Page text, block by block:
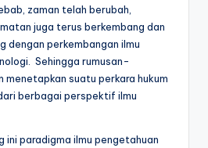
zaman telah berubah,
juga terus berkembang dan
dengan perkembangan ilmu
Sehingga rumusan-
menetapkan suatu perkara hukum
berbagai perspektif ilmu
ini paradigma ilmu pengetahuan